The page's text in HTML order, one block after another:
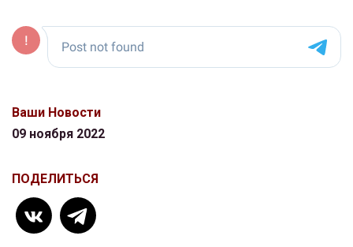
Ваши Новости
09 ноября 2022
ПОДЕЛИТЬСЯ